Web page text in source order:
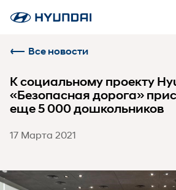
Все новости
К социальному проекту
«Безопасная дорога»
еще 5 000 дошкольников
17 Марта 2021